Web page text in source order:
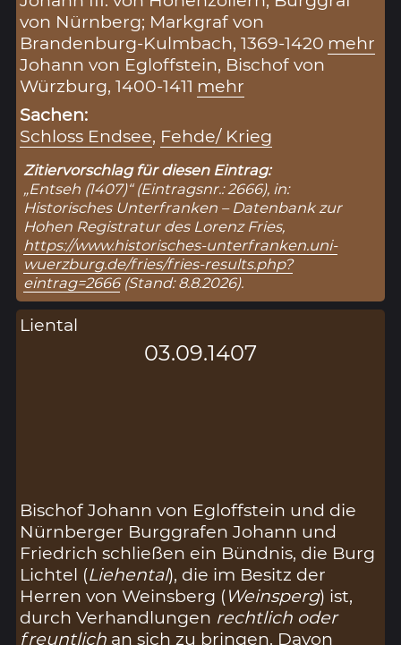
von Nürnberg; Markgraf von
Brandenburg-Kulmbach, 1369-1420 mehr
Johann von Egloffstein, Bischof von
Würzburg, 1400-1411 mehr
Sachen:
Schloss Endsee, Fehde/ Krieg
Zitiervorschlag für diesen Eintrag:
„Entseh (1407)“ (Eintragsnr.: 2666), in:
Historisches Unterfranken – Datenbank zur
Hohen Registratur des Lorenz Fries,
https://www.historisches-unterfranken.uni-
wuerzburg.de/fries/fries-results.php?
eintrag=2666(Stand: 8.8.2026).
Liental
03.09.1407
Bischof Johann von Egloffstein und die
Nürnberger Burggrafen Johann und
Friedrich schließen ein Bündnis, die Burg
Lichtel (Liehental), die im Besitz der
Herren von Weinsberg (Weinsperg) ist,
durch Verhandlungen rechtlich oder
freuntlich an sich zu bringen. Davon